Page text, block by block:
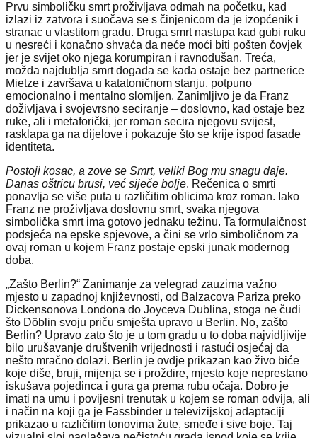
Prvu simboličku smrt proživljava odmah na početku, kad
izlazi iz zatvora i suočava se s činjenicom da je izopćenik i
stranac u vlastitom gradu. Druga smrt nastupa kad gubi ruku
u nesreći i konačno shvaća da neće moći biti pošten čovjek
jer je svijet oko njega korumpiran i ravnodušan. Treća,
možda najdublja smrt događa se kada ostaje bez partnerice
Mietze i završava u katatoničnom stanju, potpuno
emocionalno i mentalno slomljen. Zanimljivo je da Franz
doživljava i svojevrsno seciranje – doslovno, kad ostaje bez
ruke, ali i metaforički, jer roman secira njegovu svijest,
rasklapa ga na dijelove i pokazuje što se krije ispod fasade
identiteta.
Postoji kosac, a zove se Smrt, veliki Bog mu snagu daje.
Danas oštricu brusi, već siječe bolje. Rečenica o smrti
ponavlja se više puta u različitim oblicima kroz roman. Iako
Franz ne proživljava doslovnu smrt, svaka njegova
simbolička smrt ima gotovo jednaku težinu. Ta formulaičnost
podsjeća na epske spjevove, a čini se vrlo simboličnom za
ovaj roman u kojem Franz postaje epski junak modernog
doba.
„Zašto Berlin?“ Zanimanje za velegrad zauzima važno
mjesto u zapadnoj književnosti, od Balzacova Pariza preko
Dickensonova Londona do Joyceva Dublina, stoga ne čudi
što Döblin svoju priču smješta upravo u Berlin. No, zašto
Berlin? Upravo zato što je u tom gradu u to doba najvidljivije
bilo urušavanje društvenih vrijednosti i rastući osjećaj da
nešto mračno dolazi. Berlin je ovdje prikazan kao živo biće
koje diše, bruji, mijenja se i proždire, mjesto koje neprestano
iskušava pojedinca i gura ga prema rubu očaja. Dobro je
imati na umu i povijesni trenutak u kojem se roman odvija, ali
i način na koji ga je Fassbinder u televizijskoj adaptaciji
prikazao u različitim tonovima žute, smeđe i sive boje. Taj